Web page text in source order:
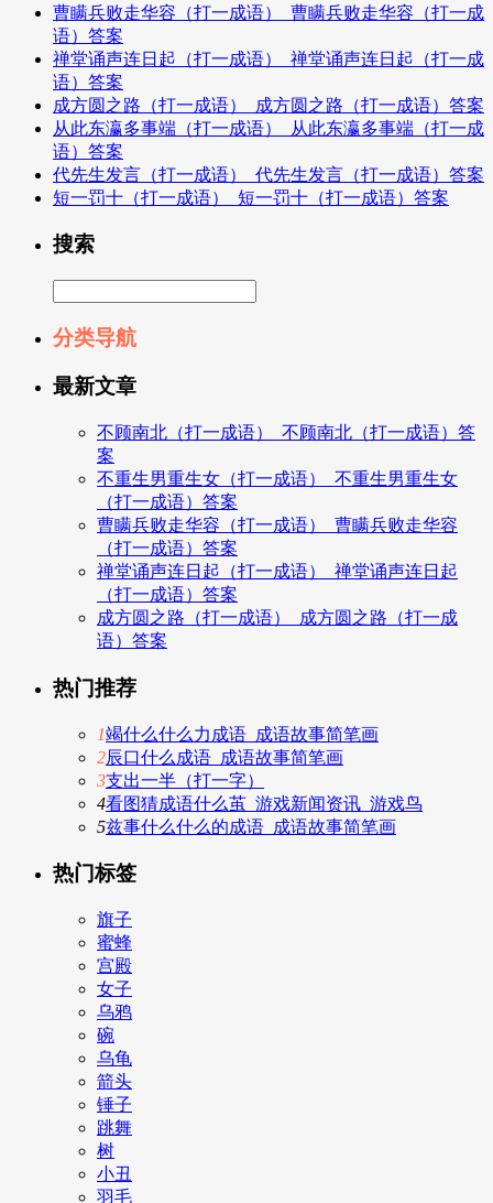
曹瞒兵败走华容（打一成语）_曹瞒兵败走华容（打一成
语）答案
禅堂诵声连日起（打一成语）_禅堂诵声连日起（打一成
语）答案
成方圆之路（打一成语）_成方圆之路（打一成语）答案
从此东瀛多事端（打一成语）_从此东瀛多事端（打一成
语）答案
代先生发言（打一成语）_代先生发言（打一成语）答案
短一罚十（打一成语）_短一罚十（打一成语）答案
搜索
分类导航
最新文章
不顾南北（打一成语）_不顾南北（打一成语）答
案
不重生男重生女（打一成语）_不重生男重生女
（打一成语）答案
曹瞒兵败走华容（打一成语）_曹瞒兵败走华容
（打一成语）答案
禅堂诵声连日起（打一成语）_禅堂诵声连日起
（打一成语）答案
成方圆之路（打一成语）_成方圆之路（打一成
语）答案
热门推荐
1竭什么什么力成语_成语故事简笔画
2辰口什么成语_成语故事简笔画
3支出一半（打一字）
4看图猜成语什么茧_游戏新闻资讯_游戏鸟
5兹事什么什么的成语_成语故事简笔画
热门标签
旗子
蜜蜂
宫殿
女子
乌鸦
碗
乌龟
箭头
锤子
跳舞
树
小丑
羽毛